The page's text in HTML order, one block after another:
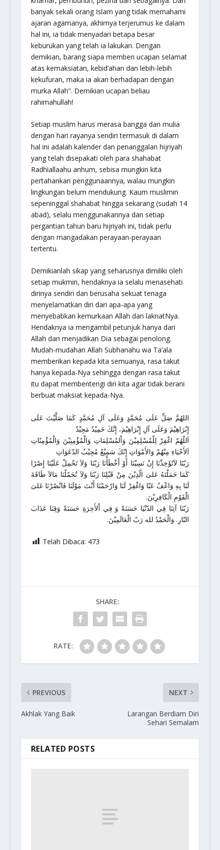
banyak sekali orang Islam yang tidak memahami
ajaran agamanya, akhirnya terjerumus ke dalam
hal ini, ia tidak menyadari betapa besar
keburukan yang telah ia lakukan. Dengan
demikian, barang siapa memberi ucapan selamat
atas kemaksiatan, kebid’ahan dan lebih-lebih
kekufuran, maka ia akan berhadapan dengan
murka Allah”. Demikian ucapan beliau
rahimahullah!
Setiap muslim harus merasa bangga dan mulia
dengan hari rayanya sendiri termasuk di dalam
hal ini adalah kalender dan penanggalan hijriyah
yang telah disepakati oleh para shahabat
Radhiallaahu anhum, sebisa mungkin kita
pertahankan penggunaannya, walau mungkin
lingkungan belum mendukung. Kaum muslimin
sepeninggal shahabat hingga sekarang (sudah 14
abad), selalu menggunakannya dan setiap
pergantian tahun baru hijriyah ini, tidak perlu
dengan mangadakan perayaan-perayaan
tertentu.
Demikianlah sikap yang seharusnya dimiliki oleh
setiap mukmin, hendaknya ia selalu menasehati
dirinya sendiri dan berusaha sekuat tenaga
menyelamatkan diri dari apa-apa yang
menyebabkan kemurkaan Allah dan laknatNya.
Hendaknya ia mengambil petunjuk hanya dari
Allah dan menjadikan Dia sebagai penolong.
Mudah-mudahan Allah Subhanahu wa Ta’ala
memberikan kepada kita semuanya, rasa takut
hanya kepada-Nya sehingga dengan rasa takut
itu dapat membentengi diri kita agar tidak berani
berbuat maksiat kepada-Nya.
اللهُمَّ صَلِّ عَلَى مُحَمَّدٍ وَعَلَى آلِ مُحَمَّدٍ كَمَا صَلَّيْتَ عَلَى
إِبْرَاهِيْمَ وَعَلَى آلِ إِبْرَاهِيْمَ، إِنَّكَ حَمِيْدٌ مَجِيْدٌ
اَللّهُمّ اغْفِرْ لِلْمُسْلِمِيْنَ وَاْلمُسْلِمَاتِ وَالْمُؤْمِنِيْنَ وَالْمُؤْمِنًاتِ
اَلأَحْيَاءِ مِنْهُمْ وَالأَمْوَاتِ إِنّكَ سَمِيْعٌ مُجِيْبُ الدّعَوَاتِ
رَبّنََا لاَتًؤَخِذْنَا إِنْ نَسِيْنَا أَوْ أَخْطَأْنَا رَبّنَا وَلاَ تَحْمِلْ عَلَيْنَا إِصْرًا
كَمَا حَمَلْتَهُ عَلىَ الّذِيْنَ مِنْ قَبْلِنَا رَبّنَا وَلاَ تُحَمّلْنَا مَالاَ طَاقَةَ
لَنَا بِهِ وَاعْفُ عَنّا وَاغْفِرْ لَنَا وَارْحَمْنَا أَنْتَ مَوْلَنَا فَانْصُرْنَا عَلىَ
الْقَوْمِ الْكَافِرِيْنَ.
رَبّنَا آتِنَا فِي الدّنْيَا حَسَنَةً وَ فِي اْلأَخِرَةِ حَسَنَةً وَقِنَا عَذَابَ
النّارِ. وَالْحَمْدُ لله رَبّ الْعَالَمِيْنَ.
Telah Dibaca: 473
SHARE:
RATE:
PREVIOUS
Akhlak Yang Baik
NEXT
Larangan Berdiam Diri
Sehari Semalam
RELATED POSTS